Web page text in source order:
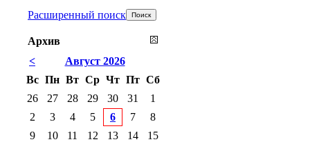
Расширенный поиск
Архив
<
Август 2026
Вс Пн Вт Ср Чт Пт Сб
26
27 28 29 30 31
1
2
3 4 5 6 7
8
9
10 11 12 13 14
15